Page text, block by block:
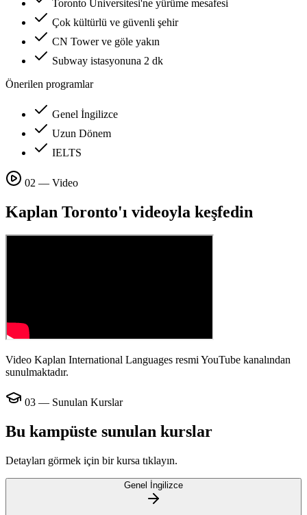
Toronto Üniversitesi'ne yürüme mesafesi
Çok kültürlü ve güvenli şehir
CN Tower ve göle yakın
Subway istasyonuna 2 dk
Önerilen programlar
Genel İngilizce
Uzun Dönem
IELTS
02 — Video
Kaplan Toronto'ı videoyla keşfedin
Video Kaplan International Languages resmi YouTube kanalından
sunulmaktadır.
03 — Sunulan Kurslar
Bu kampüste sunulan kurslar
Detayları görmek için bir kursa tıklayın.
Genel İngilizce